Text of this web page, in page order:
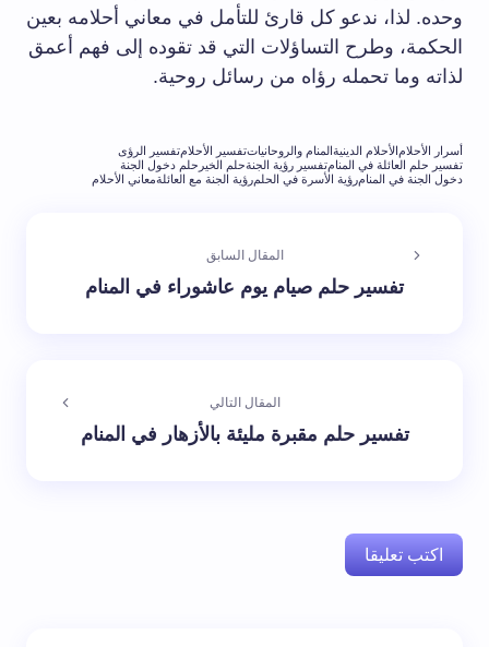
وحده. لذا، ندعو كل قارئ للتأمل في معاني أحلامه بعين
الحكمة، وطرح التساؤلات التي قد تقوده إلى فهم أعمق
لذاته وما تحمله رؤاه من رسائل روحية.
أسرار الأحلامالأحلام الدينيةالمنام والروحانياتتفسير الأحلامتفسير الرؤى
تفسير حلم العائلة في المنامتفسير رؤية الجنةحلم الخير حلم دخول الجنة
دخول الجنة في المنامرؤية الأسرة في الحلمرؤية الجنة مع العائلةمعاني الأحلام
المقال السابق
تفسير حلم صيام يوم عاشوراء في المنام
المقال التالي
تفسير حلم مقبرة مليئة بالأزهار في المنام
اكتب تعليقا